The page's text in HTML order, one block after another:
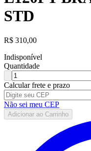
STD
R$ 310,00
Indisponível
Quantidade
Calcular frete e prazo
Não sei meu CEP
Adicionar ao Carrinho